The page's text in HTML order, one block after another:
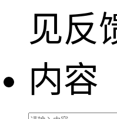
见反
内容